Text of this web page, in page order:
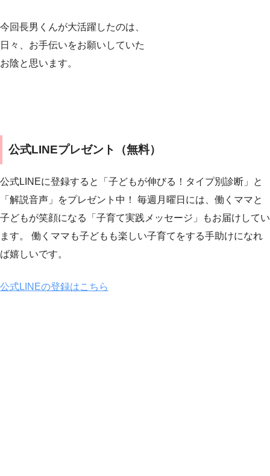
今回長男くんが大活躍したのは、
日々、お手伝いをお願いしていた
お陰と思います。
公式LINEプレゼント（無料）
公式LINEに登録すると「子どもが伸びる！タイプ別診断」と
「解説音声」をプレゼント中！ 毎週月曜日には、働くママと
子どもが笑顔になる「子育て実践メッセージ」もお届けしてい
ます。 働くママも子どもも楽しい子育てをする手助けになれ
ば嬉しいです。
公式LINEの登録はこちら